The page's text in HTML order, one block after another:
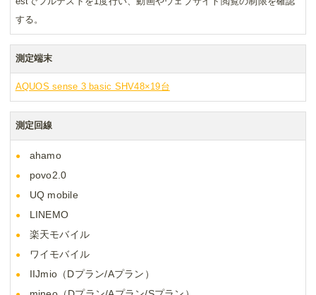
する。
測定端末
AQUOS sense 3 basic SHV48×19台
測定回線
ahamo
povo2.0
UQ mobile
LINEMO
楽天モバイル
ワイモバイル
IIJmio（Dプラン/Aプラン）